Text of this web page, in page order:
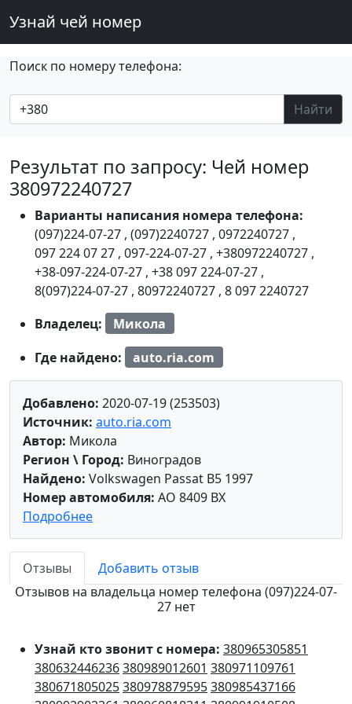
Узнай чей номер
Поиск по номеру телефона:
Найти
Результат по запросу: Чей номер
380972240727
Варианты написания номера телефона:
(097)224-07-27 , (097)2240727 , 0972240727 ,
097 224 07 27 , 097-224-07-27 , +380972240727 ,
+38-097-224-07-27 , +38 097 224-07-27 ,
8(097)224-07-27 , 80972240727 , 8 097 2240727
Владелец:
Микола
Где найдено:
auto.ria.com
Добавлено: 2020-07-19 (253503)
Источник: auto.ria.com
Автор: Микола
Регион \ Город: Виноградов
Найдено: Volkswagen Passat B5 1997
Номер автомобиля: AO 8409 BX
Подробнее
Отзывы
Добавить отзыв
Отзывов на владельца номер телефона (097)224-07-
27 нет
Узнай кто звонит с номера: 380965305851
380632446236380989012601 380971109761
380671805025380978879595380985437166